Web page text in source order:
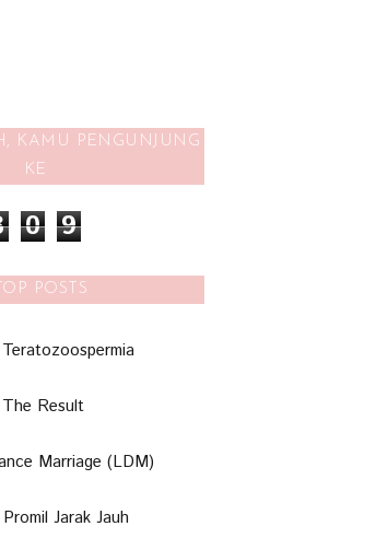
KAMU PENGUNJUNG
KE
0 9
TOP POSTS
Result
Marriage (LDM)
Jarak Jauh